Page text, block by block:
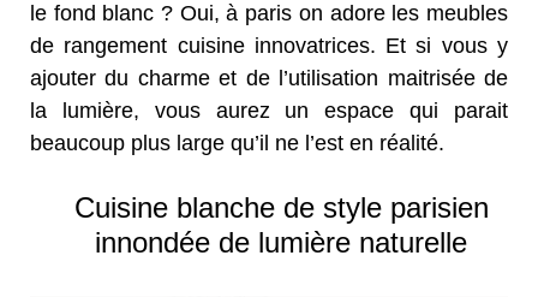
le fond blanc ? Oui, à paris on adore les meubles
de rangement cuisine innovatrices. Et si vous y
ajouter du charme et de l’utilisation maitrisée de
la lumière, vous aurez un espace qui parait
beaucoup plus large qu’il ne l’est en réalité.
Cuisine blanche de style parisien
innondée de lumière naturelle